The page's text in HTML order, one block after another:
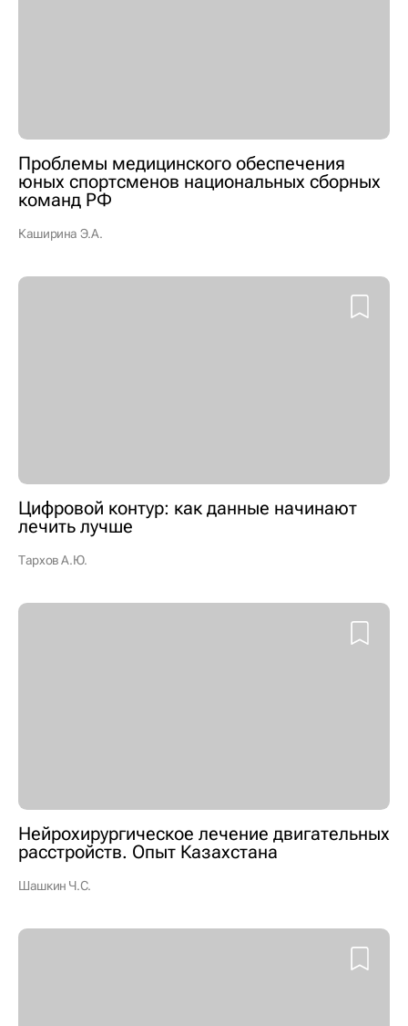
Проблемы медицинского обеспечения
юных спортсменов национальных сборных
команд РФ
Каширина Э.А.
Цифровой контур: как данные начинают
лечить лучше
Тархов А.Ю.
Нейрохирургическое лечение двигательных
расстройств. Опыт Казахстана
Шашкин Ч.С.